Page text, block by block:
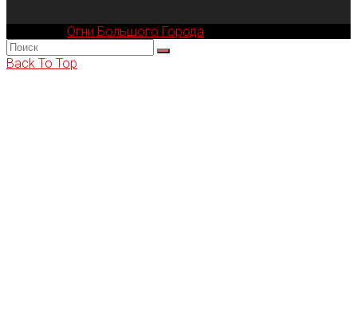
Огни Большого Города
Back To Top